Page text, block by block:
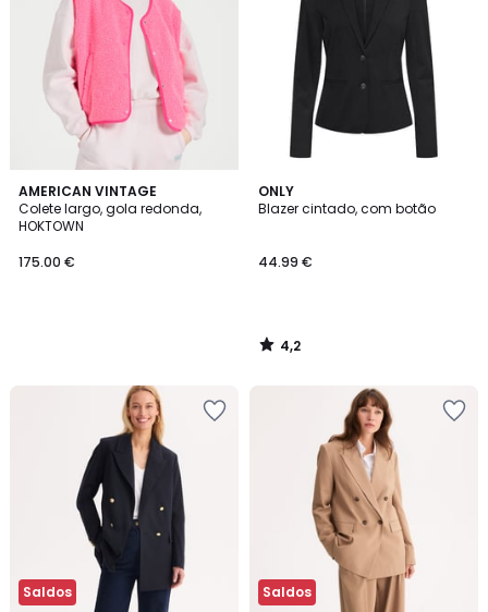
AMERICAN VINTAGE
Colete largo, gola redonda,
HOKTOWN
175.00 €
ONLY
Blazer cintado, com botão
44.99 €
4,2
/ 5
4,2
/
Saldos Saldos